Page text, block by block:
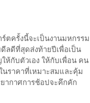
ตครั้งนี้จะเป็นงานมหกรรม
ลดีที่สุดส่งท้ายปีเพื่อเป็น
ห้กับตัวเอง ให้กับเพื่อน คน
ราคาที่เหมาะสมและคุ้ม
ากาศการช้อปจะคึกคัก